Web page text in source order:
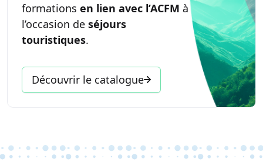
formations en lien avec l’ACFM à
l’occasion de séjours
touristiques.
Découvrir le catalogue